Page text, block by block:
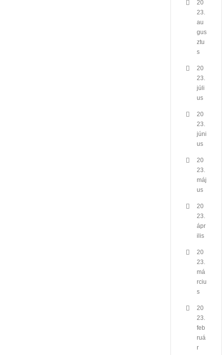
20
23.
au
gus
ztu
s
20
23.
júli
us
20
23.
júni
us
20
23.
máj
us
20
23.
ápr
ilis
20
23.
má
rciu
s
20
23.
feb
ruá
r